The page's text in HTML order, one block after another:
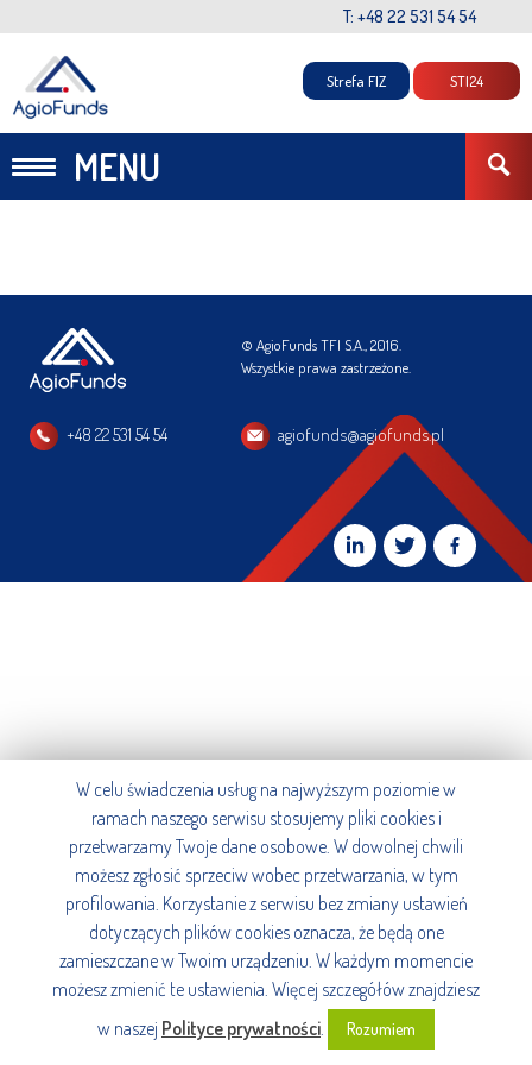
T: +48 22 531 54 54
MENU
Strefa FIZ STI24
© AgioFunds TFI S.A., 2016.
Wszystkie prawa zastrzeżone.
+48 22 531 54 54 agiofunds@agiofunds.pl
W celu świadczenia usług na najwyższym poziomie w
ramach naszego serwisu stosujemy pliki cookies i
przetwarzamy Twoje dane osobowe. W dowolnej chwili
możesz zgłosić sprzeciw wobec przetwarzania, w tym
profilowania. Korzystanie z serwisu bez zmiany ustawień
dotyczących plików cookies oznacza, że będą one
zamieszczane w Twoim urządzeniu. W każdym momencie
możesz zmienić te ustawienia. Więcej szczegółów znajdziesz
w naszej Polityce prywatności. Rozumiem